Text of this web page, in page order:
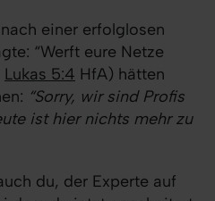
einer erfolglosen
“Werft eure Netze
Lukas 5:4 HfA) hätten
“Sorry, wir sind Profis
ist hier nichts mehr zu
du, der Experte auf